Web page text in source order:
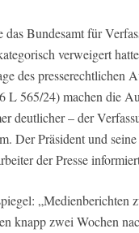
Bundesamt für
verweigert
des presserechtlichen
L 565/24) machen die
deutlicher – der
Der Präsident und
der Presse
knapp zwei Wochen